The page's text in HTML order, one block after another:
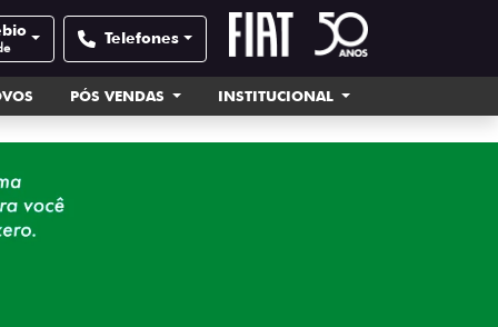
Telefones
PÓS VENDAS INSTITUCIONAL